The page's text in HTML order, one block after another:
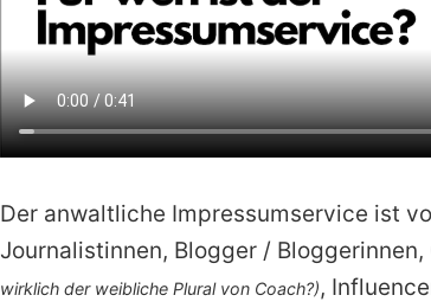
Der anwaltliche Impressumservice ist
Journalistinnen, Blogger /
wirklich der weibliche Plural von Coach?),